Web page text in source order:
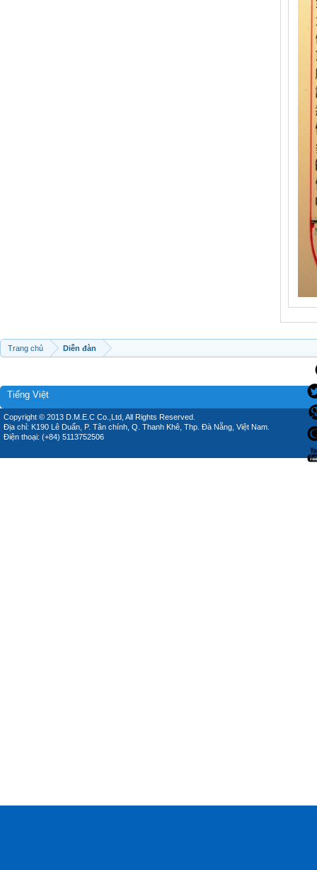
Trang chủ Diễn đàn
Tiếng Việt
Copyright © 2013 D.M.E.C Co.,Ltd, All Rights Reserved.
Địa chỉ: K190 Lê Duẩn, P. Tân chính, Q. Thanh Khê, Thp. Đà Nẵng, Việt Nam.
Điện thoại: (+84) 5113752506